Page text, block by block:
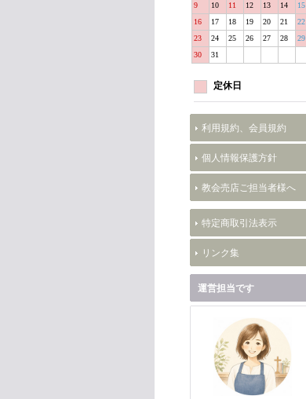
9
10 11 12 13 14
15
16
17 18 19 20 21
22
23
24 25 26 27 28
29
30
31
定休日
利用規約、会員規約
個人情報保護方針
教会売店ご担当者様へ
特定商取引法表示
リンク集
運営担当です